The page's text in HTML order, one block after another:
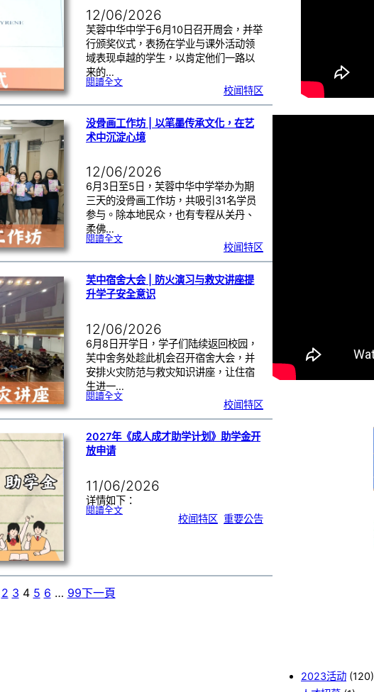
学
生
提
升
考
试
能
力
12/06/2026
芙蓉中华中学于6月10日召开周会，并举
行颁奖仪式，表扬在学业与课外活动领
域表现卓越的学生，以肯定他们一路以
来的…
閱讀全文:周
仪
|芙
中
学
子
屡
创
赛
事
佳
绩
！
校闻特区
没骨画工作坊 | 以笔墨传承文化，在艺
术中沉淀心境
12/06/2026
6月3日至5日，芙蓉中华中学举办为期
三天的没骨画工作坊，共吸引31名学员
参与。除本地民众，也有专程从关丹、
柔佛…
閱讀全文:没
作
|以
笔
墨
传
承
文
艺
术
中
沉
淀
心
境
校闻特区
芙中宿舍大会 | 防火演习与救灾讲座提
升学子安全意识
12/06/2026
6月8日开学日，学子们陆续返回校园，
芙中舍务处趁此机会召开宿舍大会，并
安排火灾防范与救灾知识讲座，让住宿
生进一…
閱讀全文:芙
大
防
火
演
提
升
学
子
安
全
意
识
校闻特区
2027年《成人成才助学计划》助学金开
放申请
11/06/2026
详情如下：
閱讀全文:2
计
划
校闻特区 重要公告
2 3 4 5 6 … 99下一頁
2023活动 (120)